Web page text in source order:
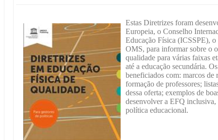
Estas Diretrizes foram
Europeia, o Conselho
Educação Física (ICSSPE),
OMS, para informar sobre o
qualidade para várias faixas
até a educação secundária.
beneficiados com: marcos de
formação de professores;
dessa oferta; exemplos de
desenvolver a EFQ
política educacional.